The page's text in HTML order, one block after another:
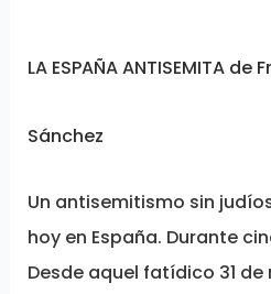
LA ESPAÑA ANTISEMITA de
Sánchez
Un antisemitismo sin
hoy en España. Durante
Desde aquel fatídico 31